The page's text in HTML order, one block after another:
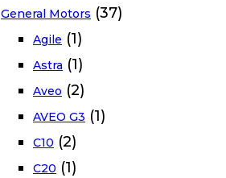
General Motors (37)
Agile (1)
Astra (1)
Aveo (2)
AVEO G3 (1)
C10 (2)
C20 (1)